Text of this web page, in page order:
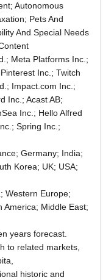
Autonomous
Pets And
And Special Needs
Meta Platforms Inc.;
Inc.; Twitch
Impact.com Inc.;
Inc.; Acast AB;
Inc.; Hello Alfred
Spring Inc.;
Germany; India;
Korea; UK; USA;
Western Europe;
America; Middle East;
years forecast.
to related markets,
historic and